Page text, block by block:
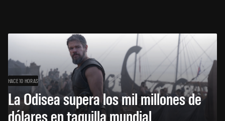
HACE 10 HORAS
La Odisea supera los mil millones de
dólares en taquilla mundial